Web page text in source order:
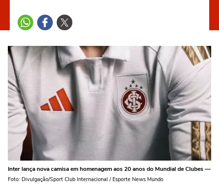
Inter lança nova camisa em homenagem aos 20 anos do Mundial de Clubes —
Foto: Divulgação/Sport Club Internacional / Esporte News Mundo